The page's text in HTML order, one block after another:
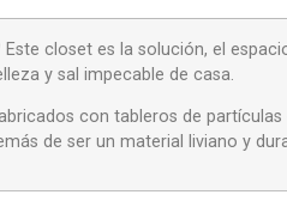
Este closet es la solución, el
y sal impecable de casa.
con tableros de
de ser un material liviano y